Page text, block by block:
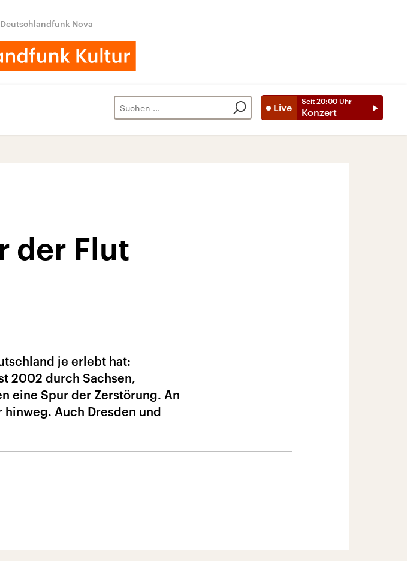
Deutschlandfunk Nova
Live
Seit 20:00 Uhr
Konzert
der Flut
je erlebt hat:
2002 durch Sachsen,
eine Spur der Zerstörung. An
Auch Dresden und